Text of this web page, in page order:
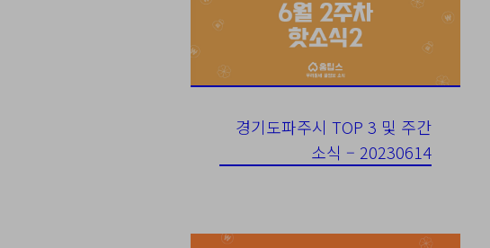
경기도파주시 TOP 3 및 주간
소식 – 20230614